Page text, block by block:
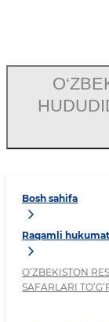
Bosh sahifa
Raqamli hukumat
O‘ZBEKISTON
SAFARLARI